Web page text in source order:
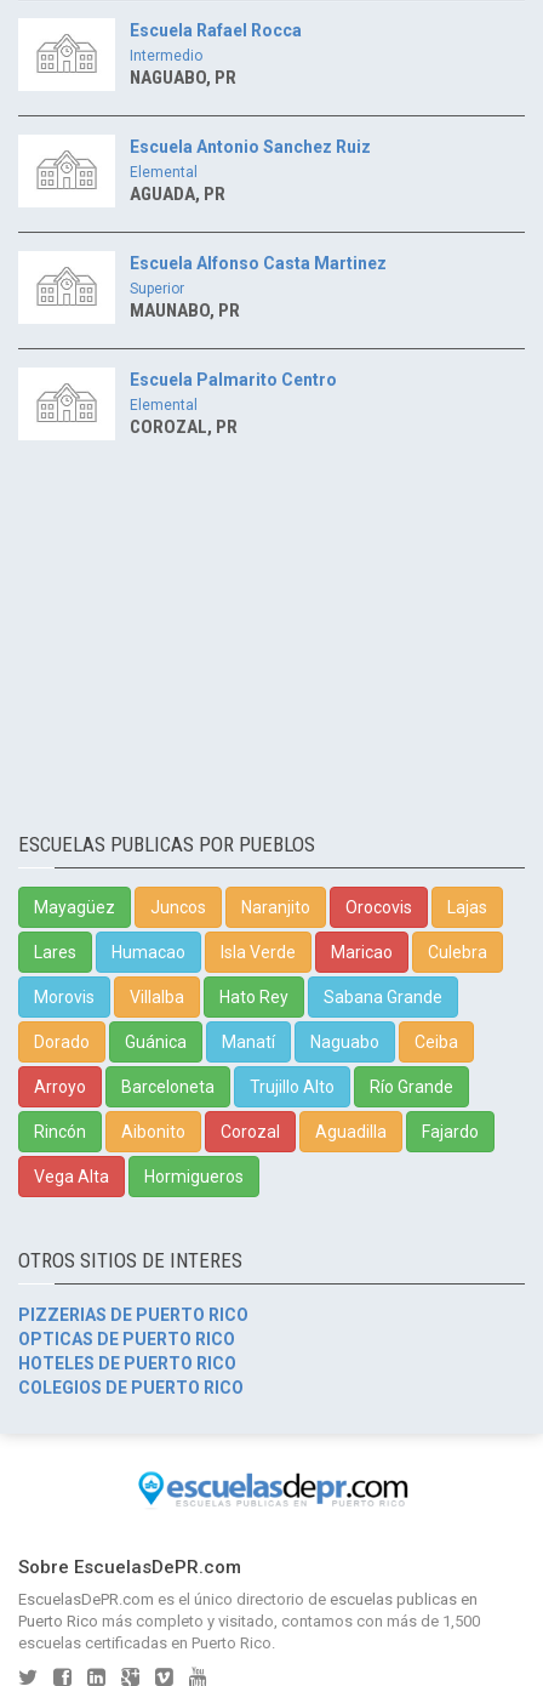
Escuela Rafael Rocca
Intermedio
NAGUABO, PR
Escuela Antonio Sanchez Ruiz
Elemental
AGUADA, PR
Escuela Alfonso Casta Martinez
Superior
MAUNABO, PR
Escuela Palmarito Centro
Elemental
COROZAL, PR
ESCUELAS PUBLICAS POR PUEBLOS
Mayagüez Juncos Naranjito Orocovis Lajas
Lares Humacao Isla Verde Maricao Culebra
Morovis Villalba Hato Rey Sabana Grande
Dorado Guánica Manatí Naguabo Ceiba
Arroyo Barceloneta Trujillo Alto Río Grande
Rincón Aibonito Corozal Aguadilla Fajardo
Vega Alta Hormigueros
OTROS SITIOS DE INTERES
PIZZERIAS DE PUERTO RICO
OPTICAS DE PUERTO RICO
HOTELES DE PUERTO RICO
COLEGIOS DE PUERTO RICO
Sobre EscuelasDePR.com
EscuelasDePR.com es el único directorio de escuelas publicas en
Puerto Rico más completo y visitado, contamos con más de 1,500
escuelas certificadas en Puerto Rico.